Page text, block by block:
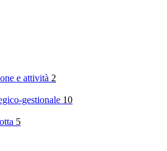
e attività 2
gestionale 10
5